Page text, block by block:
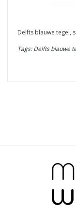
Delfts blauwe tegel,
Tags: Delfts blauwe